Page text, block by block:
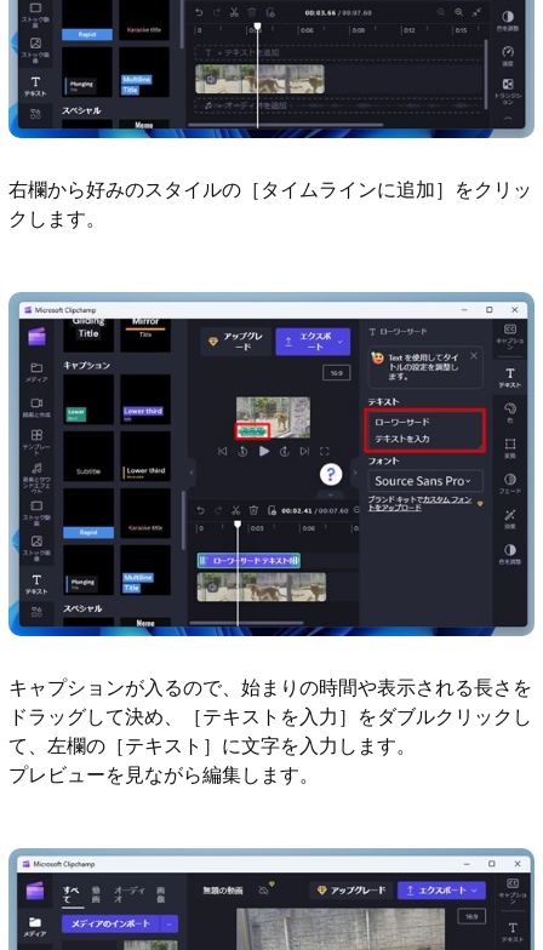
右欄から好みのスタイルの［タイムラインに追加］をクリッ
クします。
キャプションが入るので、始まりの時間や表示される長さを
ドラッグして決め、［テキストを入力］をダブルクリックし
て、左欄の［テキスト］に文字を入力します。
プレビューを見ながら編集します。